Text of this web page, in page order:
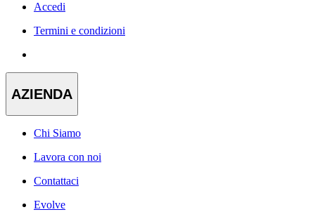
Accedi
Termini e condizioni
AZIENDA
Chi Siamo
Lavora con noi
Contattaci
Evolve